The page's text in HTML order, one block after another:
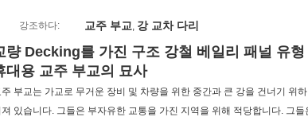
강조하다: 교주 부교, 강 교차 다리
량 Decking를 가진 구조 강철 베일리 패널 유
대용 교주 부교의 묘사
주 부교는 가교로 무거운 장비 및 차량을 위한 중간과 큰 강을 건너기 위
져 있습니다. 그들은 부자유한 교통을 가진 지역을 위해 적당합니다. 그